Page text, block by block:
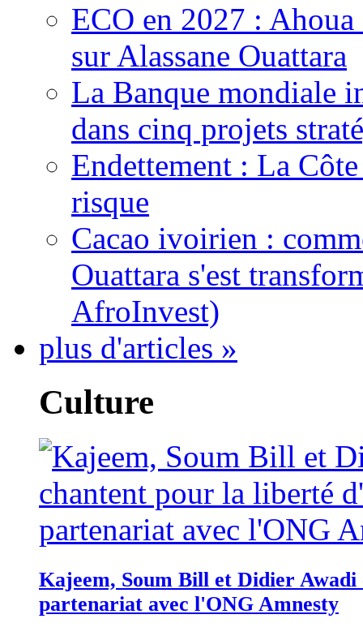
ECO en 2027 :
sur Alassane Ouattara
La Banque mondiale
dans cinq projets
Endettement : La
risque
Cacao ivoirien :
Ouattara s'est
AfroInvest)
plus d'articles »
Culture
Kajeem, Soum Bill et Didier
partenariat avec l'ONG Amnesty